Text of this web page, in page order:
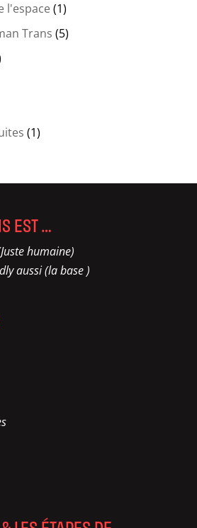
l'espace(1)
Trans (5)
(1)
EST …
humaine)
aussi (la base )